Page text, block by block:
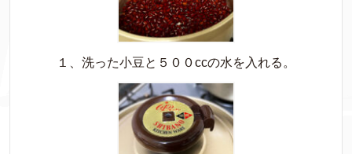
１、洗った小豆と５００ccの水を入れる。